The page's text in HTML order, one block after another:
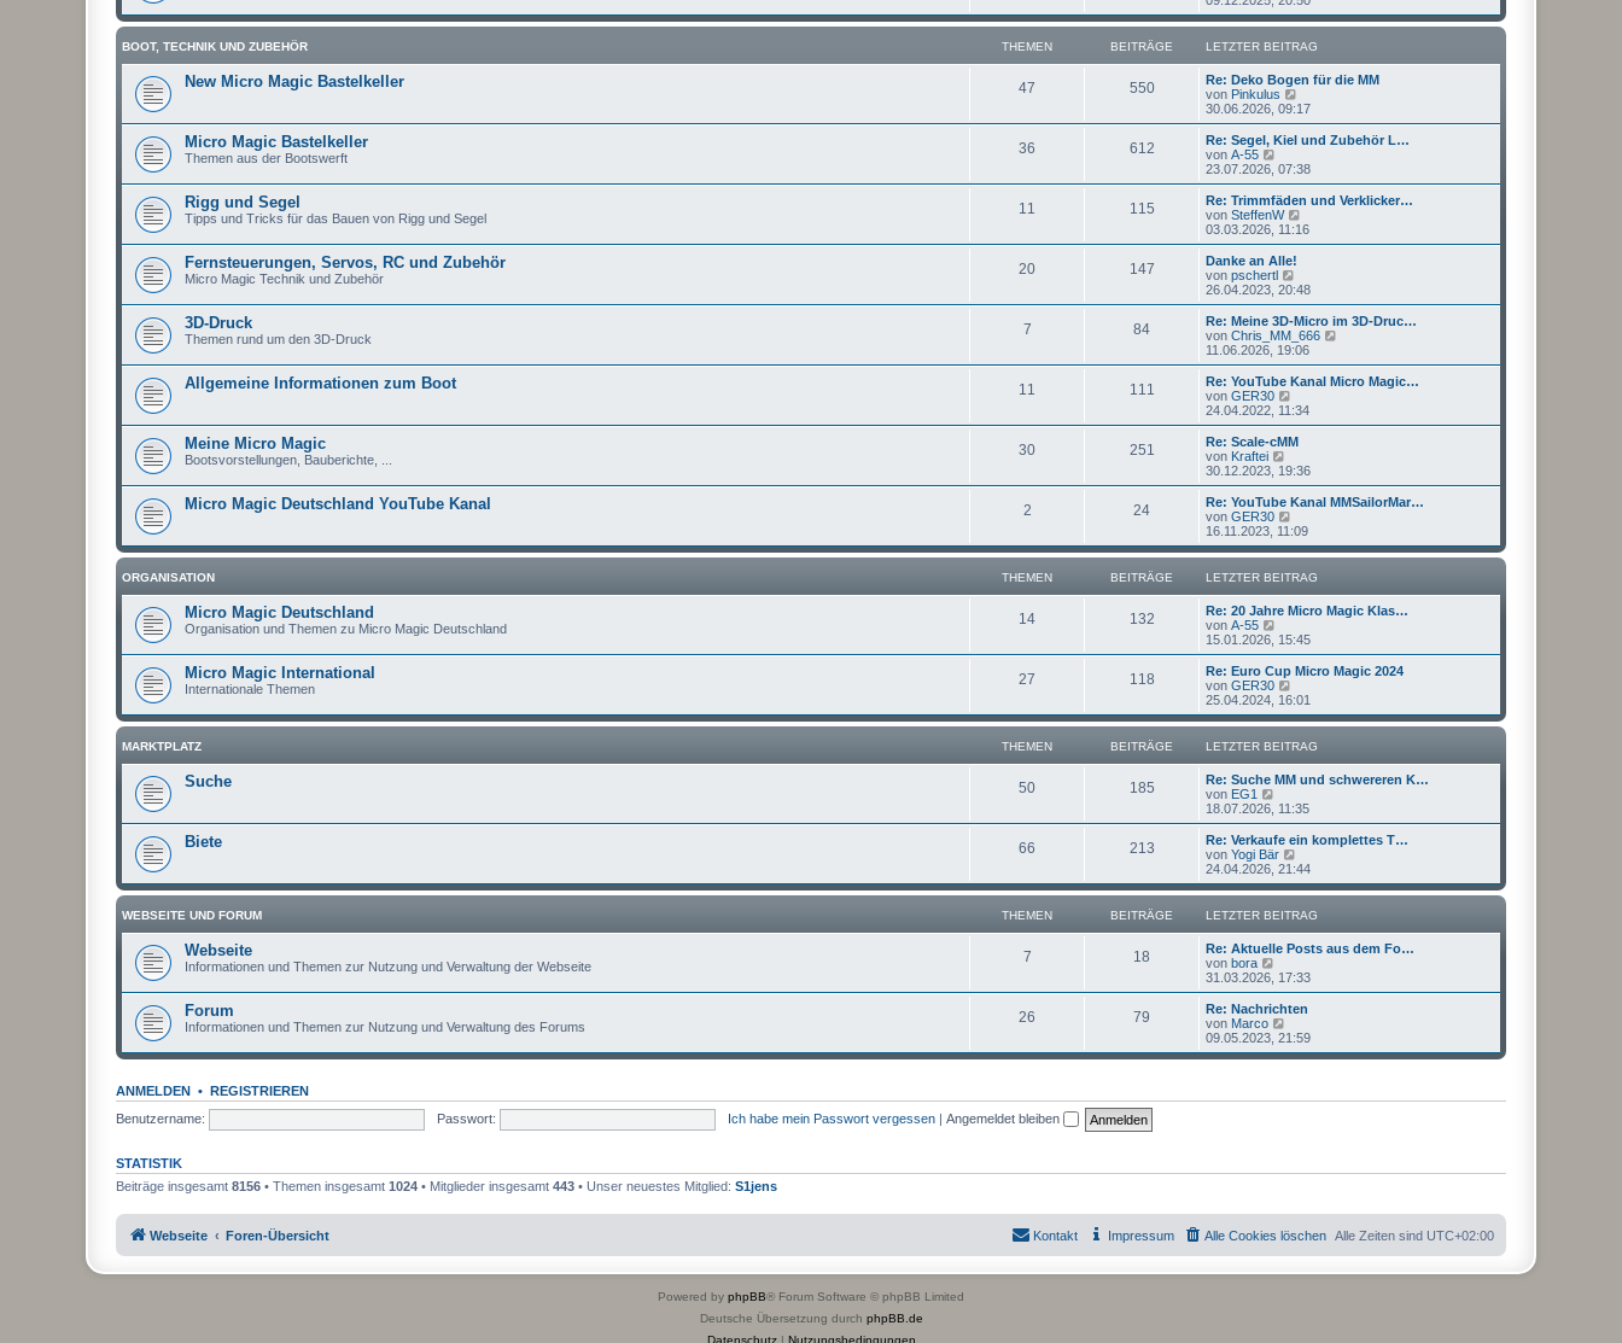
i
t
a
g
r
B
e
i
t
a
g
u
e
s
r
B
e
i
t
a
g
BOOT, TECHNIK UND ZUBEHÖR THEMEN BEITRÄGE LETZTER BEITRAG
New Micro Magic Bastelkeller 47 550
Re: Deko Bogen für die MM
von Pinkulus
e
u
e
t
B
e
i
g
30.06.2026, 09:17
Micro Magic Bastelkeller
Themen aus der Bootswerft
36 612
Re: Segel, Kiel und Zubehör L…
von A-55
e
u
e
s
t
r
B
e
i
r
a
g
23.07.2026, 07:38
Rigg und Segel
Tipps und Tricks für das Bauen von Rigg und Segel
11 115
Re: Trimmfäden und Verklicker…
von SteffenW
e
u
t
r
B
e
i
r
g
03.03.2026, 11:16
Fernsteuerungen, Servos, RC und Zubehör
Micro Magic Technik und Zubehör
20 147
Danke an Alle!
von pschertl
e
u
e
s
t
r
B
e
i
r
g
26.04.2023, 20:48
3D-Druck
Themen rund um den 3D-Druck
7 84
Re: Meine 3D-Micro im 3D-Druc…
von Chris_MM_666
u
e
r
11.06.2026, 19:06
Allgemeine Informationen zum Boot 11 111
Re: YouTube Kanal Micro Magic…
von GER30
e
u
e
t
r
B
e
i
t
a
g
24.04.2022, 11:34
Meine Micro Magic
Bootsvorstellungen, Bauberichte, ...
30 251
Re: Scale-cMM
von Kraftei
e
u
e
s
t
r
B
e
i
t
a
g
30.12.2023, 19:36
Micro Magic Deutschland YouTube Kanal 2 24
Re: YouTube Kanal MMSailorMar…
von GER30
e
u
e
s
r
e
i
t
a
g
16.11.2023, 11:09
ORGANISATION THEMEN BEITRÄGE LETZTER BEITRAG
Micro Magic Deutschland
Organisation und Themen zu Micro Magic Deutschland
14 132
Re: 20 Jahre Micro Magic Klas…
von A-55
e
u
e
s
t
r
B
e
i
t
a
g
15.01.2026, 15:45
Micro Magic International
Internationale Themen
27 118
Re: Euro Cup Micro Magic 2024
von GER30
e
u
e
s
r
e
i
t
r
a
g
25.04.2024, 16:01
MARKTPLATZ THEMEN BEITRÄGE LETZTER BEITRAG
Suche 50 185
Re: Suche MM und schwereren K…
von EG1
e
u
e
s
t
r
B
e
i
t
a
g
18.07.2026, 11:35
Biete 66 213
Re: Verkaufe ein komplettes T…
von Yogi Bär
e
u
e
s
r
e
i
t
a
g
24.04.2026, 21:44
WEBSEITE UND FORUM THEMEN BEITRÄGE LETZTER BEITRAG
Webseite
Informationen und Themen zur Nutzung und Verwaltung der Webseite
7 18
Re: Aktuelle Posts aus dem Fo…
von bora
e
u
e
s
t
r
i
31.03.2026, 17:33
Forum
Informationen und Themen zur Nutzung und Verwaltung des Forums
26 79
Re: Nachrichten
von Marco
e
u
09.05.2023, 21:59
ANMELDEN • REGISTRIEREN
Benutzername:
Passwort: Ich habe mein Passwort vergessen | Angemeldet bleiben
STATISTIK
Beiträge insgesamt 8156 • Themen insgesamt 1024 • Mitglieder insgesamt 443 • Unser neuestes Mitglied: S1jens
Webseite Foren-Übersicht Alle Zeiten sind UTC+02:00
Alle Cookies löschen
Impressum
Kontakt
Powered by phpBB® Forum Software © phpBB Limited
Deutsche Übersetzung durch phpBB.de
Datenschutz| Nutzungsbedingungen